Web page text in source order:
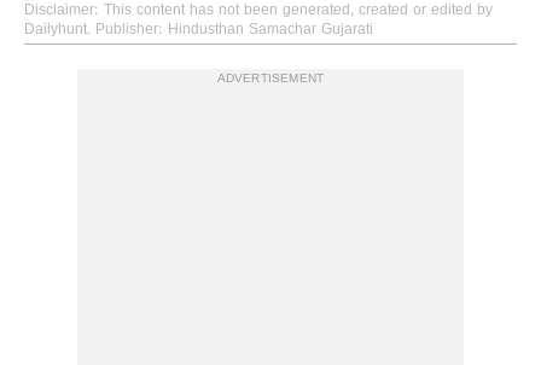
Disclaimer: This content has not been generated, created or edited by
Dailyhunt. Publisher: Hindusthan Samachar Gujarati
ADVERTISEMENT